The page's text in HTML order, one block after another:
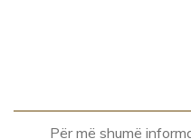
Për më shumë